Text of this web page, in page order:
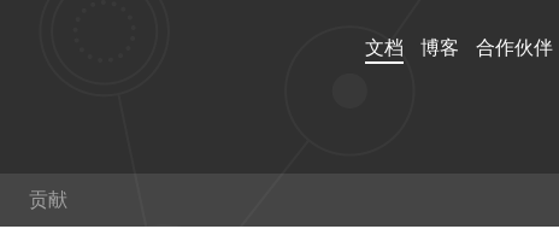
文档 博客 合作伙伴
文档
贡献